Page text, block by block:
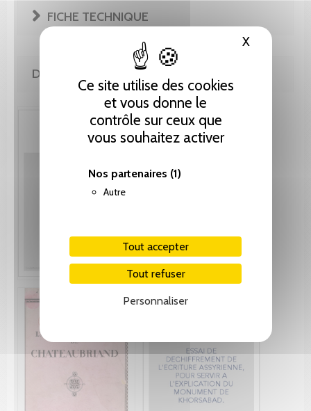
Ce site utilise des cookies
et vous donne le
contrôle sur ceux que
vous souhaitez activer
Nos partenaires (1)
Autre
Tout accepter
Tout refuser
Personnaliser
XMasquer
FICHE TECHNIQUE
DE LA MÊME COLLECTION